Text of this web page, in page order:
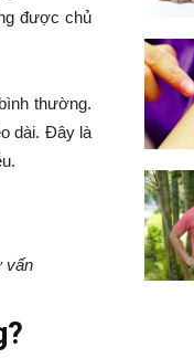
được chủ
thường.
dài. Đây là
vấn